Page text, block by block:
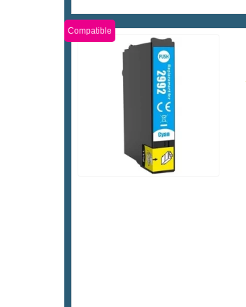
Compatible